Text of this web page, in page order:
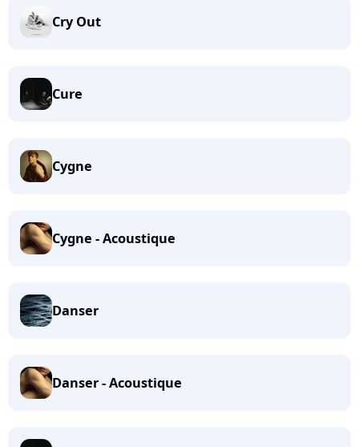
Cry Out
Cure
Cygne
Cygne - Acoustique
Danser
Danser - Acoustique